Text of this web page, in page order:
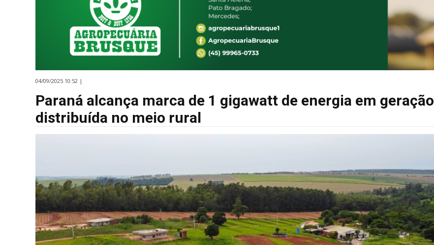
04/09/2025 10:52 |
Paraná alcança marca de 1 gigawatt de energia em geração
distribuída no meio rural